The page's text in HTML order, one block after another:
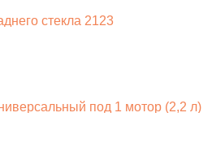
стекла 2123
под 1 мотор (2,2 л)